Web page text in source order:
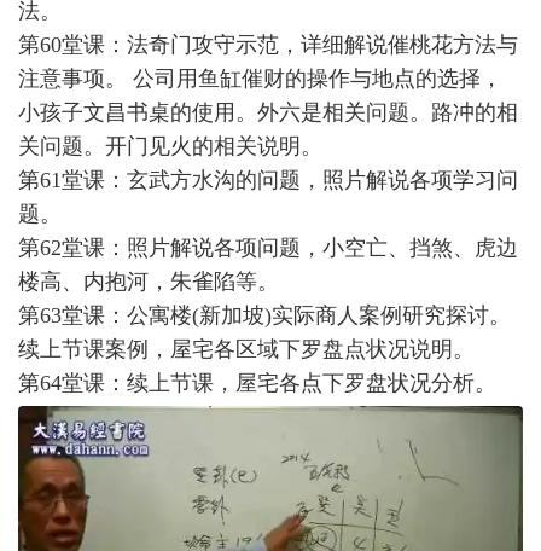
法。
第60堂课：法奇门攻守示范，详细解说催桃花方法与
注意事项。 公司用鱼缸催财的操作与地点的选择，
小孩子文昌书桌的使用。外六是相关问题。路冲的相
关问题。开门见火的相关说明。
第61堂课：玄武方水沟的问题，照片解说各项学习问
题。
第62堂课：照片解说各项问题，小空亡、挡煞、虎边
楼高、内抱河，朱雀陷等。
第63堂课：公寓楼(新加坡)实际商人案例研究探讨。
续上节课案例，屋宅各区域下罗盘点状况说明。
第64堂课：续上节课，屋宅各点下罗盘状况分析。